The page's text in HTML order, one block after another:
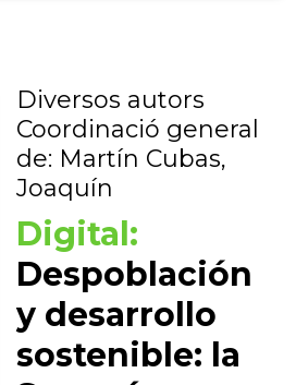
Diversos autors
Coordinació general
de: Martín Cubas,
Joaquín
Digital:
Despoblación
y desarrollo
sostenible: la